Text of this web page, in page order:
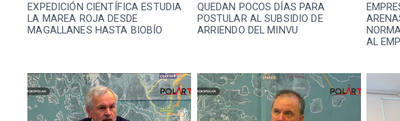
EXPEDICIÓN CIENTÍFICA ESTUDIA
LA MAREA ROJA DESDE
MAGALLANES HASTA BIOBÍO
QUEDAN POCOS DÍAS PARA
POSTULAR AL SUBSIDIO DE
ARRIENDO DEL MINVU
AL